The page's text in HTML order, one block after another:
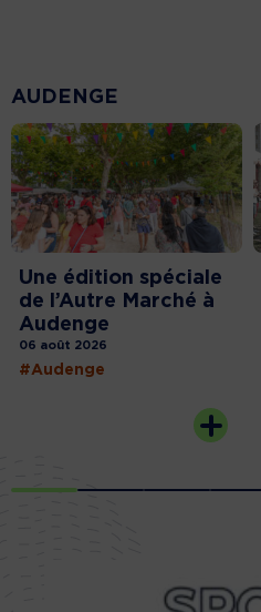
AUDENGE
Une édition spéciale
de l’Autre Marché à
Audenge
06 août 2026
#Audenge